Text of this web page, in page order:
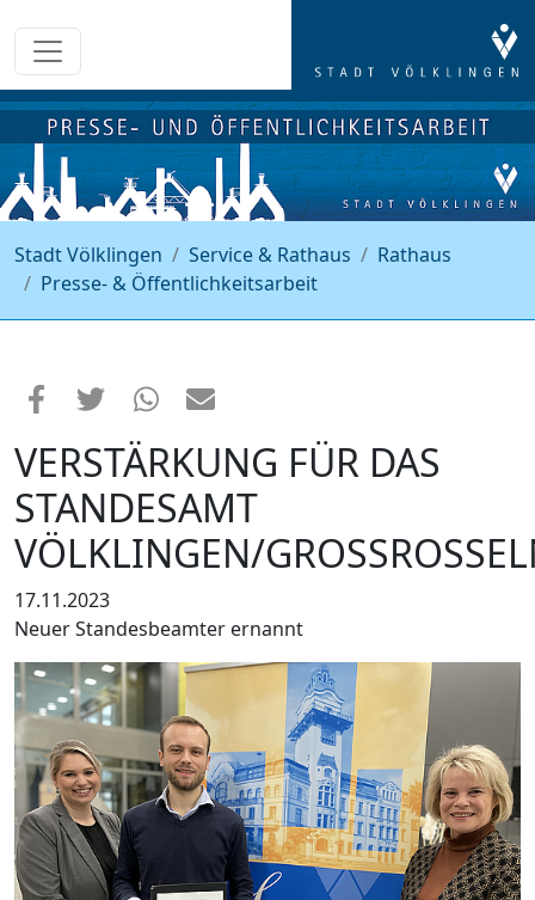
Stadt Völklingen Service & Rathaus
Rathaus
Presse- & Öffentlichkeitsarbeit
VERSTÄRKUNG FÜR DAS
STANDESAMT
VÖLKLINGEN/GROSSROSSELN
17.11.2023
Neuer Standesbeamter ernannt